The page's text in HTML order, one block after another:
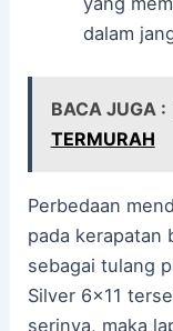
dalam
BACA JUGA :
TERMURAH
Perbedaan
pada kerapatan
sebagai tulang
Silver 6×11
serinya, maka